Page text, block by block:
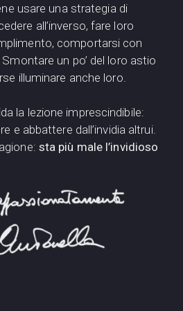
usare una strategia di
all’inverso, fare loro
comportarsi con
un po’ del loro astio
illuminare anche loro.
la lezione imprescindibile:
e abbattere dall’invidia altrui.
sta più male l’invidioso